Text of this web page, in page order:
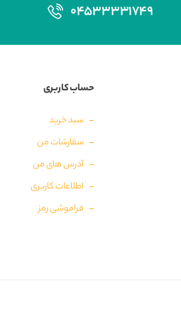
۰۴۵۳۳۳۳۱۷۴۹
حساب کاربری
سبد خرید
سفارشات من
آدرس های من
اطلاعات کاربری
فراموشی رمز